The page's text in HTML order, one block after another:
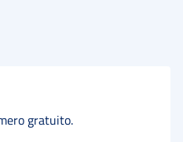
Center
gratuito.